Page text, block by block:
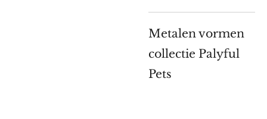
Metalen vormen
collectie Palyful
Pets